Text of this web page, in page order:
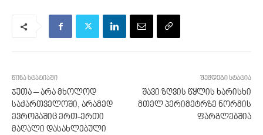
წინა სტატიაში
ჯუთა – არა მხოლოდ
საქართველოში, არამედ
ევროპაშიც ერთ-ერთი
მაღალი დასახლებული
შემდეგი სტატია
შავი ზღვის წყლის ხარისხი
მთელ პერიმეტრზე ნორმის
ფარგლებშია